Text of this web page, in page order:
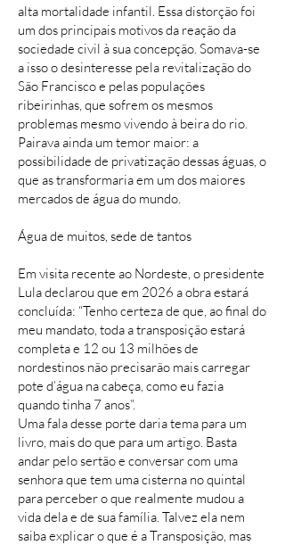
alta mortalidade infantil. Essa distorção foi
um dos principais motivos da reação da
sociedade civil à sua concepção. Somava-se
a isso o desinteresse pela revitalização do
São Francisco e pelas populações
ribeirinhas, que sofrem os mesmos
problemas mesmo vivendo à beira do rio.
Pairava ainda um temor maior: a
possibilidade de privatização dessas águas, o
que as transformaria em um dos maiores
mercados de água do mundo.
Água de muitos, sede de tantos
Em visita recente ao Nordeste, o presidente
Lula declarou que em 2026 a obra estará
concluída: “Tenho certeza de que, ao final do
meu mandato, toda a transposição estará
completa e 12 ou 13 milhões de
nordestinos não precisarão mais carregar
pote d’água na cabeça, como eu fazia
quando tinha 7 anos”.
Uma fala desse porte daria tema para um
livro, mais do que para um artigo. Basta
andar pelo sertão e conversar com uma
senhora que tem uma cisterna no quintal
para perceber o que realmente mudou a
vida dela e de sua família. Talvez ela nem
saiba explicar o que é a Transposição, mas